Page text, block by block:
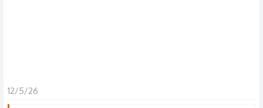
12/5/26